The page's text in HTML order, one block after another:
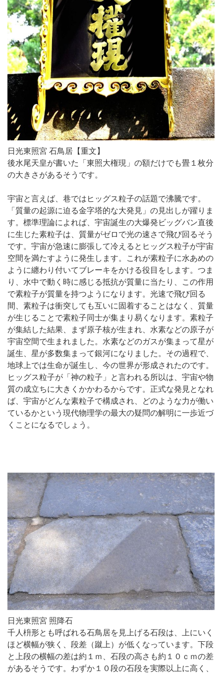
日光東照宮 石鳥居【重文】
後水尾天皇が書いた「東照大権現」の額だけでも畳１枚分
の大きさがあるそうです。
宇宙と言えば、巷ではヒッグス粒子の話題で沸騰です。
「質量の起源に迫る金字塔的な大発見」の見出しが躍りま
す。標準理論によれば、宇宙誕生の大爆発ビッグバン直後
に生じた素粒子は、質量がゼロで光の速さで飛び回るそう
です。宇宙が急速に膨張して冷えるとヒッグス粒子が宇宙
空間を満たすように発生します。これが素粒子に水あめの
ように纏わり付いてブレーキをかける役目をします。つま
り、水中で動く時に感じる抵抗が質量に当たり、この作用
で素粒子が質量を持つようになります。光速で飛び回る
間、素粒子は衝突しても互いに固着することはなく、質量
が生じることで素粒子同士が集まり易くなります。素粒子
が集結した結果、まず原子核が生まれ、水素などの原子が
宇宙空間で生まれました。水素などのガスが集まって星が
誕生、星が多数集まって銀河になりました。その過程で、
地球上では生命が誕生し、今の世界が形成されたのです。
ヒッグス粒子が「神の粒子」と言われる所以は、宇宙や物
質の成立ちに大きくかかわるからです。正式な発見となれ
ば、宇宙がどんな素粒子で構成され、どのような力が働い
ているかという現代物理学の最大の疑問の解明に一歩近づ
くことになるでしょう。
日光東照宮 照降石
千人枡形とも呼ばれる石鳥居を見上げる石段は、上にいく
ほど横幅が狭く、段差（蹴上）が低くなっています。下段
と上段の横幅の差は約１ｍ、石段の高さも約１０ｃｍの差
があるそうです。わずか１０段の石段を実際以上に高く、